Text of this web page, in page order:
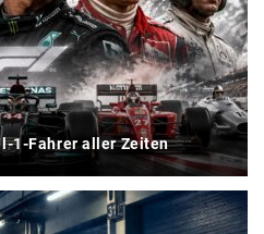
1-Fahrer aller Zeiten